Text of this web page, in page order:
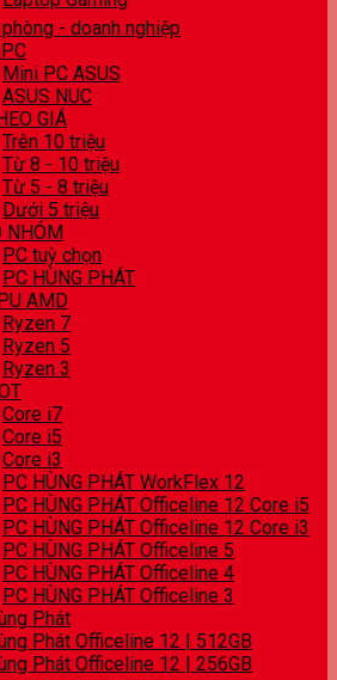
- doanh nghiệp
Mini PC ASUS
ASUS NUC
GIÁ
Trên 10 triệu
Từ 8 - 10 triệu
Từ 5 - 8 triệu
Dưới 5 triệu
NHÓM
PC tuỳ chọn
PC HÙNG PHÁT
AMD
Ryzen 7
Ryzen 5
Ryzen 3
Core i7
Core i5
Core i3
PC HÙNG PHÁT WorkFlex 12
PC HÙNG PHÁT Officeline 12 Core i5
PC HÙNG PHÁT Officeline 12 Core i3
PC HÙNG PHÁT Officeline 5
PC HÙNG PHÁT Officeline 4
PC HÙNG PHÁT Officeline 3
Phát
Phát Officeline 12 | 512GB
Phát Officeline 12 | 256GB